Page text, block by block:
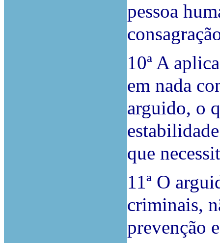
pessoa
10ª A
em nada
arguido, o
que
11ª O
criminais,
prevenção